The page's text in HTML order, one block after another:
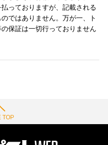
っておりますが、記載される
ではありません。万が一、ト
保証は一切行っておりません
TOP